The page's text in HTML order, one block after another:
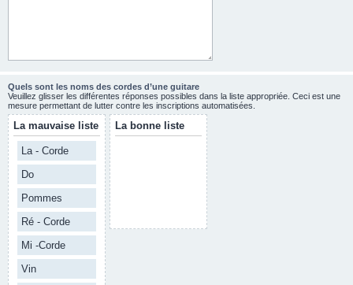
Quels sont les noms des cordes d’une guitare
Veuillez glisser les différentes réponses possibles dans la liste appropriée. Ceci est une
mesure permettant de lutter contre les inscriptions automatisées.
La mauvaise liste
La - Corde
Do
Pommes
Ré - Corde
Mi -Corde
Vin
La bonne liste